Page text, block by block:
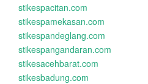
stikespacitan.com
stikespamekasan.com
stikespandeglang.com
stikespangandaran.com
stikesacehbarat.com
stikesbadung.com